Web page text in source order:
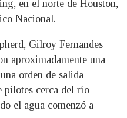
en el norte de Houston,
Nacional.
Gilroy Fernandes
aproximadamente una
orden de salida
pilotes cerca del río
el agua comenzó a